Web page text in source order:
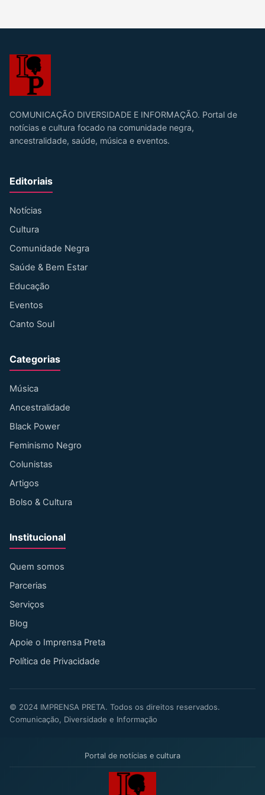
COMUNICAÇÃO DIVERSIDADE E INFORMAÇÃO. Portal de
notícias e cultura focado na comunidade negra,
ancestralidade, saúde, música e eventos.
Editoriais
Notícias
Cultura
Comunidade Negra
Saúde & Bem Estar
Educação
Eventos
Canto Soul
Categorias
Música
Ancestralidade
Black Power
Feminismo Negro
Colunistas
Artigos
Bolso & Cultura
Institucional
Quem somos
Parcerias
Serviços
Blog
Apoie o Imprensa Preta
Política de Privacidade
© 2024 IMPRENSA PRETA. Todos os direitos reservados.
Comunicação, Diversidade e Informação
Portal de notícias e cultura